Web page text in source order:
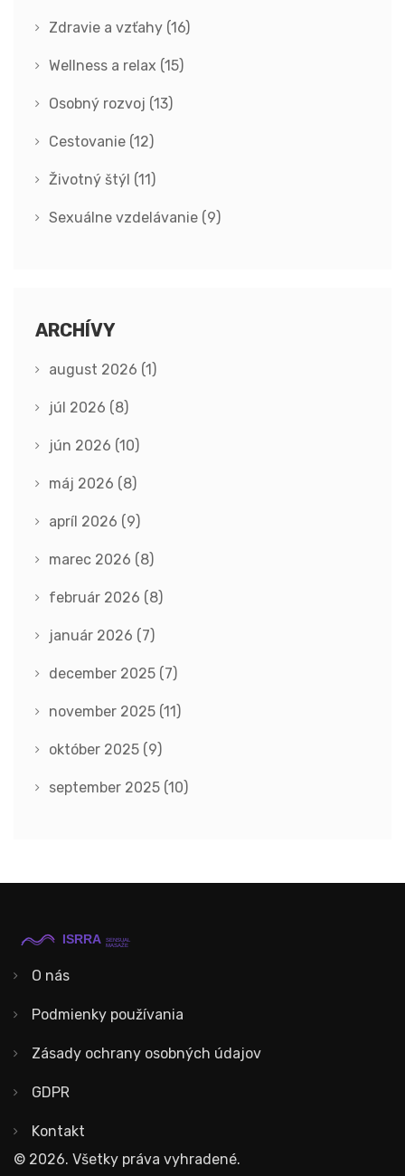
Zdravie a vzťahy (16)
Wellness a relax (15)
Osobný rozvoj (13)
Cestovanie (12)
Životný štýl (11)
Sexuálne vzdelávanie (9)
ARCHÍVY
august 2026 (1)
júl 2026 (8)
jún 2026 (10)
máj 2026 (8)
apríl 2026 (9)
marec 2026 (8)
február 2026 (8)
január 2026 (7)
december 2025 (7)
november 2025 (11)
október 2025 (9)
september 2025 (10)
O nás
Podmienky používania
Zásady ochrany osobných údajov
GDPR
Kontakt
© 2026. Všetky práva vyhradené.